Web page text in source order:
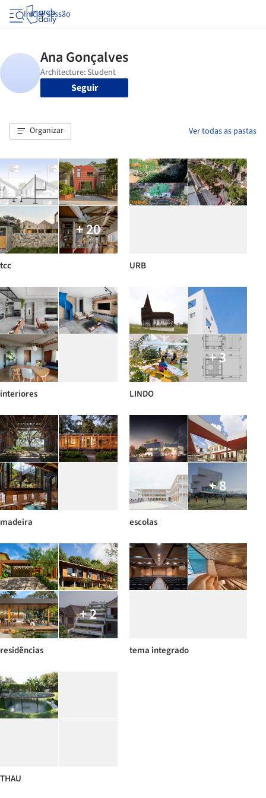
Iniciar sessão
Seguir
Organizar Ver todas as pastas
+ 20
tcc URB
interiores
+ 3
LINDO
madeira
+ 8
escolas
+ 2
residências tema integrado
THAU